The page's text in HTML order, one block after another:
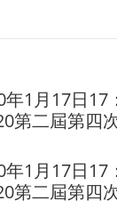
1月17日
第二屆第四
1月17日
第二屆第四